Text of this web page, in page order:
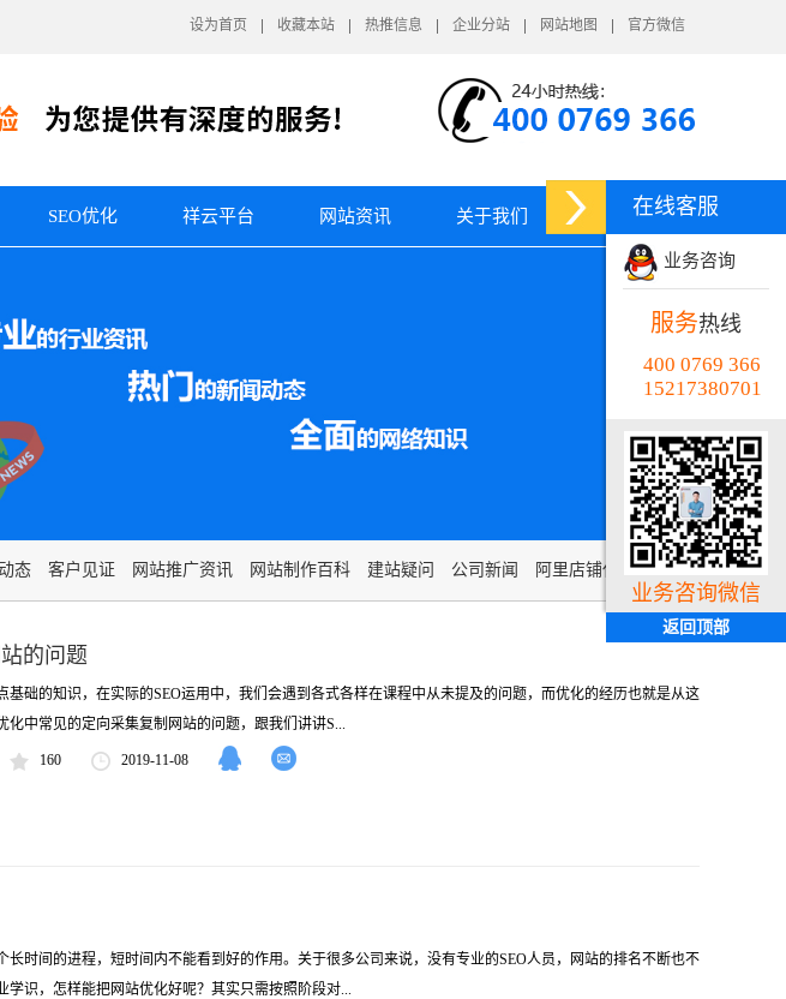
设为首页 收藏本站 热推信息 企业分站 网站地图 官方微信
SEO优化 祥云平台 网站资讯 关于我们
态 客户见证 网站推广资讯 网站制作百科 建站疑问 公司新闻 阿里店铺代运营知识
的问题
础的知识，在实际的SEO运用中，我们会遇到各式各样在课程中从未提及的问题，而优化的经历也就是从这
中常见的定向采集复制网站的问题，跟我们讲讲S...
160 2019-11-08
时间的进程，短时间内不能看到好的作用。关于很多公司来说，没有专业的SEO人员，网站的排名不断也不
识，怎样能把网站优化好呢？其实只需按照阶段对...
在线客服
业务咨询
服务热线
400 0769 366
15217380701
业务咨询微信
返回顶部